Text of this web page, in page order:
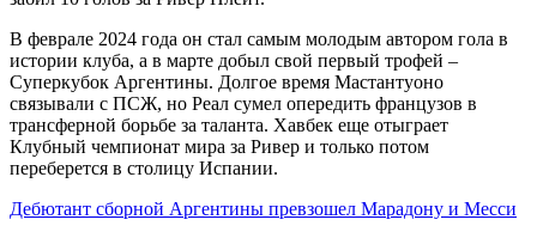
В феврале 2024 года он стал самым молодым автором гола в
истории клуба, а в марте добыл свой первый трофей –
Суперкубок Аргентины. Долгое время Мастантуоно
связывали с ПСЖ, но Реал сумел опередить французов в
трансферной борьбе за таланта. Хавбек еще отыграет
Клубный чемпионат мира за Ривер и только потом
переберется в столицу Испании.
Дебютант сборной Аргентины превзошел Марадону и Месси